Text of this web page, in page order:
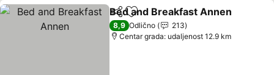
Deli Dodati u favorite
Bed and Breakfast Annen
8,9 Odlično
213
Centar grada: udaljenost 12.9 km